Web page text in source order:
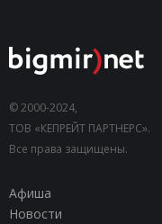
© 2000-2024,
ТОВ «КЕПРЕЙТ ПАРТНЕРС».
Все права защищены.
Афиша
Новости